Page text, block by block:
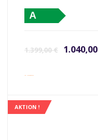
A
1.399,00€ 1.040,00
inkl. Versandkosten
AKTION !